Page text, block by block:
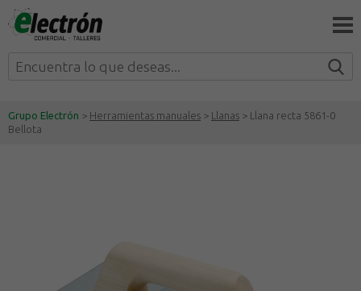
Grupo Electrón > Herramientas manuales > Llanas > Llana recta 5861-0
Bellota